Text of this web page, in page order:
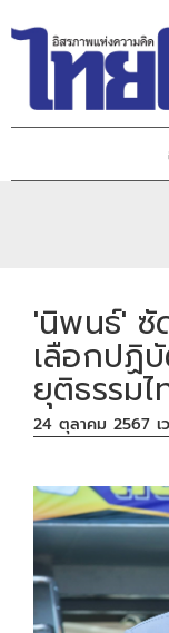
'นิพนธ์' ซั
เลือกปฏิ
ยุติธรรมไ
24 ตุลาคม 2567 เ